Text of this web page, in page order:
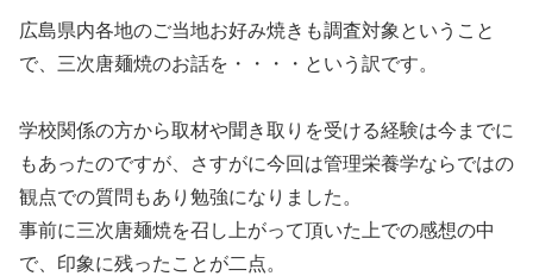
広島県内各地のご当地お好み焼きも調査対象ということ
で、三次唐麺焼のお話を・・・・という訳です。
学校関係の方から取材や聞き取りを受ける経験は今までに
もあったのですが、さすがに今回は管理栄養学ならではの
観点での質問もあり勉強になりました。
事前に三次唐麺焼を召し上がって頂いた上での感想の中
で、印象に残ったことが二点。